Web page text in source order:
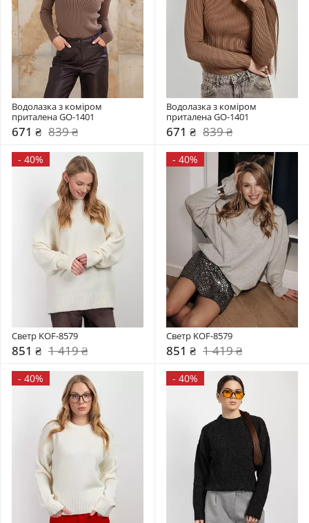
Водолазка з коміром
приталена GO-1401
671 ₴ 839 ₴
Водолазка з коміром
приталена GO-1401
671 ₴ 839 ₴
- 40%
Светр KOF-8579
851 ₴ 1 419 ₴
- 40%
Светр KOF-8579
851 ₴ 1 419 ₴
- 40% - 40%